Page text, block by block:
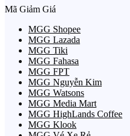
Mã Giảm Giá
MGG Shopee
MGG Lazada
MGG Tiki
MGG Fahasa
MGG FPT
MGG Nguyễn Kim
MGG Watsons
MGG Media Mart
MGG HighLands Coffee
MGG Klook